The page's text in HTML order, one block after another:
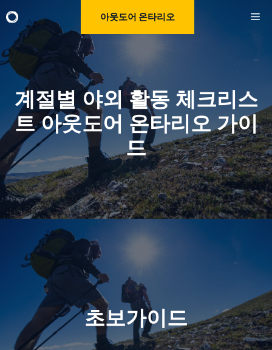
to
content
아웃도어 온타리오
계절별 야외 활동 체크리스
트 아웃도어 온타리오 가이
드
초보가이드